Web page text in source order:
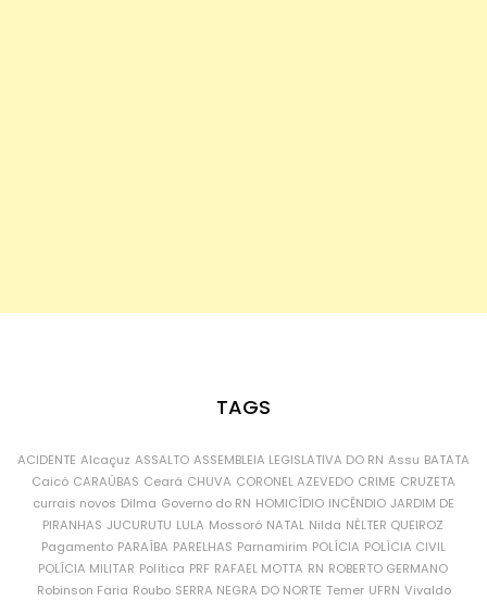
TAGS
ACIDENTE Alcaçuz ASSALTO ASSEMBLEIA LEGISLATIVA DO RN Assu BATATA
Caicó CARAÚBAS Ceará CHUVA CORONEL AZEVEDO CRIME CRUZETA
currais novos Dilma Governo do RN HOMICÍDIO INCÊNDIO JARDIM DE
PIRANHAS JUCURUTU LULA Mossoró NATAL Nilda NÉLTER QUEIROZ
Pagamento PARAÍBA PARELHAS Parnamirim POLÍCIA POLÍCIA CIVIL
POLÍCIA MILITAR Política PRF RAFAEL MOTTA RN ROBERTO GERMANO
Robinson Faria Roubo SERRA NEGRA DO NORTE Temer UFRN Vivaldo